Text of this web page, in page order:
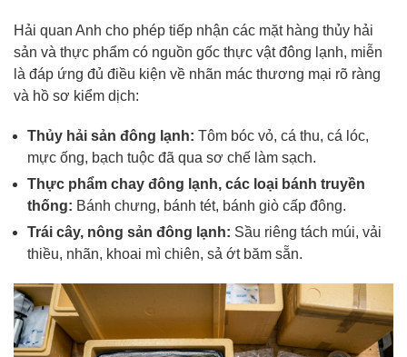
Hải quan Anh cho phép tiếp nhận các mặt hàng thủy hải
sản và thực phẩm có nguồn gốc thực vật đông lạnh, miễn
là đáp ứng đủ điều kiện về nhãn mác thương mại rõ ràng
và hồ sơ kiểm dịch:
Thủy hải sản đông lạnh: Tôm bóc vỏ, cá thu, cá lóc,
mực ống, bạch tuộc đã qua sơ chế làm sạch.
Thực phẩm chay đông lạnh, các loại bánh truyền
thống: Bánh chưng, bánh tét, bánh giò cấp đông.
Trái cây, nông sản đông lạnh: Sầu riêng tách múi, vải
thiều, nhãn, khoai mì chiên, sả ớt băm sẵn.